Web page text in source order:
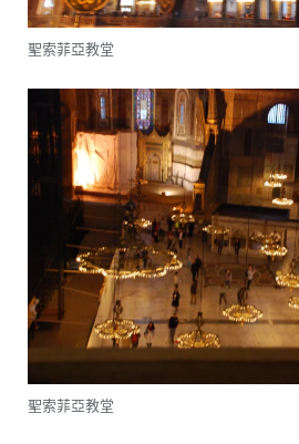
聖索菲亞教堂
聖索菲亞教堂